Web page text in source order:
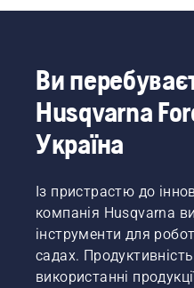
який
у Віслі,
Польща,
є
лісорубів
Медалі
здобули
лісоруби
з
Ви
Husqvarna
Україна
Із пристрастю до
компанія Husqvarna
інструменти для
садах. Продуктивність
використанні